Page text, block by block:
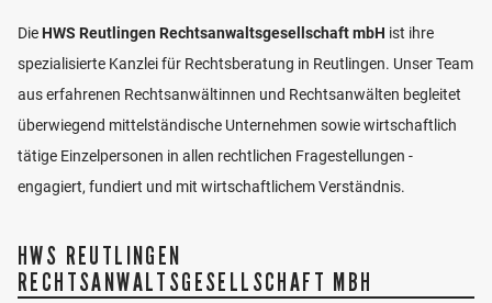
DieHWS Reutlingen Rechtsanwaltsgesellschaft mbH ist ihre
spezialisierte Kanzlei für Rechtsberatung in Reutlingen. Unser Team
aus erfahrenen Rechtsanwältinnen und Rechtsanwälten begleitet
überwiegend mittelständische Unternehmen sowie wirtschaftlich
tätige Einzelpersonen in allen rechtlichen Fragestellungen -
engagiert, fundiert und mit wirtschaftlichem Verständnis.
HWS REUTLINGEN
RECHTSANWALTSGESELLSCHAFT MBH